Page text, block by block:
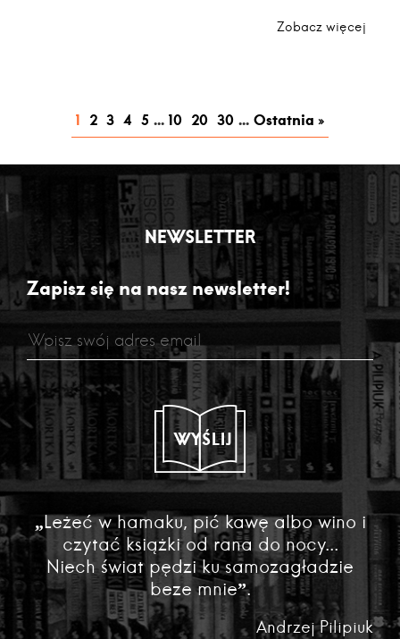
Zobacz więcej
1 2 3 4 5 ... 10 20 30 ... Ostatnia »
NEWSLETTER
Zapisz się na nasz newsletter!
WYŚLIJ
„Leżeć w hamaku, pić kawę albo wino i
czytać książki od rana do nocy...
Niech świat pędzi ku samozagładzie
beze mnie”.
Andrzej Pilipiuk